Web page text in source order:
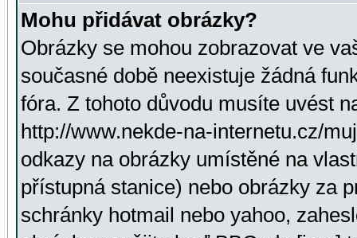
Mohu přidávat obrázky?
Obrázky se mohou zobrazovat ve
současné době neexistuje žádná
fóra. Z tohoto důvodu musíte uvést
http://www.nekde-na-internetu.cz/
odkazy na obrázky umístěné na
přístupná stanice) nebo obrázky za
schránky hotmail nebo yahoo,